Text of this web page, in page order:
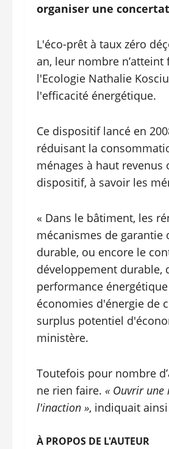
organiser une
L'éco-prêt à taux zéro
an, leur nombre
l'Ecologie Nathalie
l'efficacité énergétique.
Ce dispositif lancé en
réduisant la
ménages à haut
dispositif, à savoir les
« Dans le bâtiment, les
mécanismes de
durable, ou encore le
développement durable,
performance
économies d'énergie de
surplus potentiel
ministère.
Toutefois pour nombre
ne rien faire. « Ouvrir une
l'inaction », indiquait ainsi
À PROPOS DE L'AUTEUR